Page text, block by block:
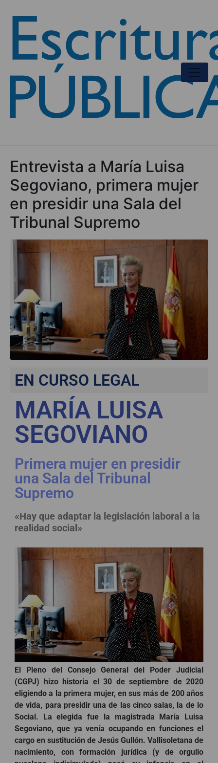
Entrevista a María Luisa
Segoviano, primera mujer
en presidir una Sala del
Tribunal Supremo
EN CURSO LEGAL
MARÍA LUISA
SEGOVIANO
Primera mujer en presidir
una Sala del Tribunal
Supremo
«Hay que adaptar la legislación laboral a la
realidad social»
El Pleno del Consejo General del Poder Judicial
(CGPJ) hizo historia el 30 de septiembre de 2020
eligiendo a la primera mujer, en sus más de 200 años
de vida, para presidir una de las cinco salas, la de lo
Social. La elegida fue la magistrada María Luisa
Segoviano, que ya venía ocupando en funciones el
cargo en sustitución de Jesús Gullón. Vallisoletana de
nacimiento, con formación jurídica (y de orgullo